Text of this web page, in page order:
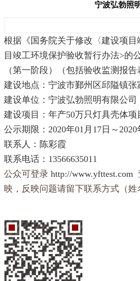
宁波弘勃照
根据《国务院关于修改〈建设项
目竣工环境保护验收暂行办法>的
（第一阶段）
（包括验收监测报
建设地点： 宁波市鄞州区邱隘镇张
建设单位： 宁波弘勃照明有限公司
建设项目： 年产50万只灯具壳体项
公示期限：2020年01月17日～2020
联系人：陈彩霞
联系电话： 13566635011
公众可登录 http://www.yfttest.com
映，反映问题请留下联系方式（